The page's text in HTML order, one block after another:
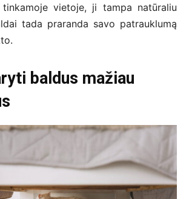
vietoje, ji tampa natūraliu
tada praranda savo patrauklumą
baldus mažiau